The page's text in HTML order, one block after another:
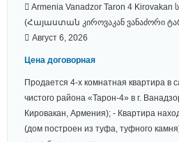
Armenia Vanadzor Taron 4 Kirovakan
(Հայաստան კიროვაკან ვანაძორი
Август 6, 2026
Цена договорная
Продается 4-х комнатная квaртира в
чистого района «Тарон-4» в г.
Кировакан, Армения); - Квартира
(дом построен из туфа, туфного